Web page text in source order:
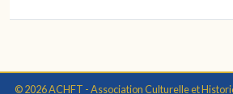
© 2026 ACHFT - Association Culturelle et